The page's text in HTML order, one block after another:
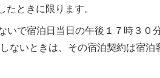
ときに限ります。
いで宿泊日当日の午後１７時３
ないときは、その宿泊契約は宿